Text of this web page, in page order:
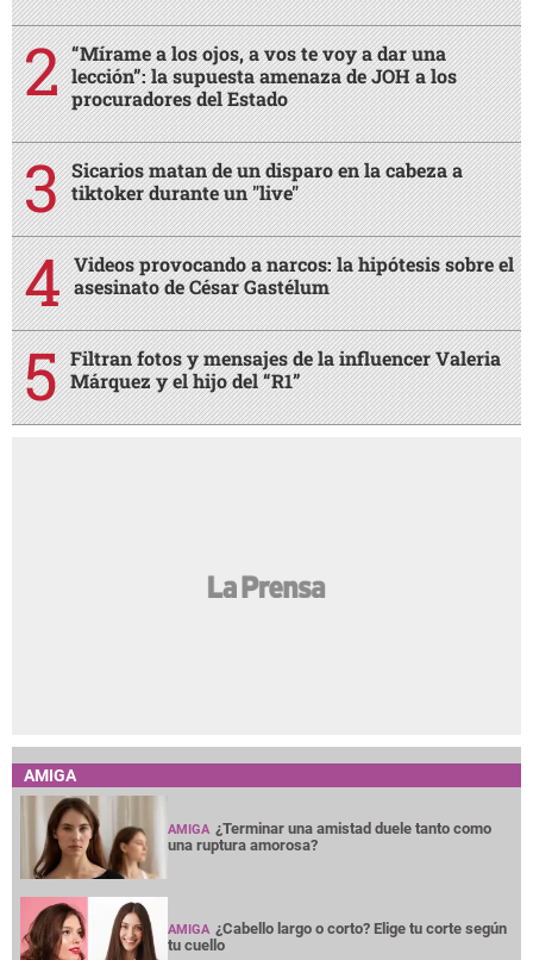
“Mírame a los ojos, a vos te voy a dar una
lección”: la supuesta amenaza de JOH a los
procuradores del Estado
Sicarios matan de un disparo en la cabeza a
tiktoker durante un "live"
Videos provocando a narcos: la hipótesis sobre el
asesinato de César Gastélum
Filtran fotos y mensajes de la influencer Valeria
Márquez y el hijo del “R1”
AMIGA
AMIGA ¿Terminar una amistad duele tanto como
una ruptura amorosa?
AMIGA ¿Cabello largo o corto? Elige tu corte según
tu cuello